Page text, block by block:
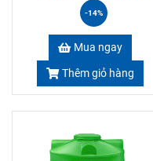
-14%
Mua ngay
Thêm giỏ hàng